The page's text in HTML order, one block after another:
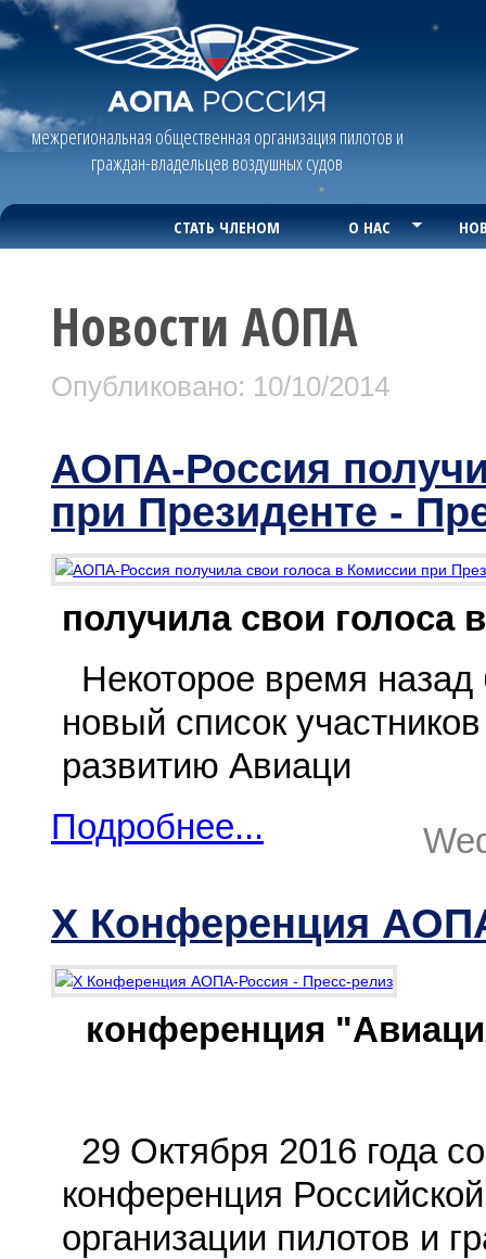
межрегиональная общественная организация пилотов и
граждан-владельцев воздушных судов
СТАТЬ ЧЛЕНОМ О НАС
Новости АОПА
Опубликовано: 10/10/2014
АОПА-Россия
при Президенте -
получила свои голоса
Некоторое время
новый список
развитию Авиаци
Подробнее...
X Конференция
конференция
29 Октября 2016 года
конференция
организации пилотов и